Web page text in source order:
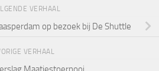
VERHAAL
op bezoek bij De Shuttle
VERHAAL